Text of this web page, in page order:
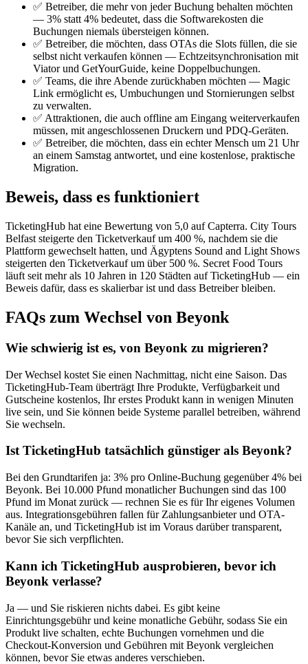
✅ Betreiber, die mehr von jeder Buchung behalten möchten
— 3% statt 4% bedeutet, dass die Softwarekosten die
Buchungen niemals übersteigen können.
✅ Betreiber, die möchten, dass OTAs die Slots füllen, die sie
selbst nicht verkaufen können — Echtzeitsynchronisation mit
Viator und GetYourGuide, keine Doppelbuchungen.
✅ Teams, die ihre Abende zurückhaben möchten — Magic
Link ermöglicht es, Umbuchungen und Stornierungen selbst
zu verwalten.
✅ Attraktionen, die auch offline am Eingang weiterverkaufen
müssen, mit angeschlossenen Druckern und PDQ-Geräten.
✅ Betreiber, die möchten, dass ein echter Mensch um 21 Uhr
an einem Samstag antwortet, und eine kostenlose, praktische
Migration.
Beweis, dass es funktioniert
TicketingHub hat eine Bewertung von 5,0 auf Capterra. City Tours
Belfast steigerte den Ticketverkauf um 400 %, nachdem sie die
Plattform gewechselt hatten, und Ägyptens Sound and Light Shows
steigerten den Ticketverkauf um über 500 %. Secret Food Tours
läuft seit mehr als 10 Jahren in 120 Städten auf TicketingHub — ein
Beweis dafür, dass es skalierbar ist und dass Betreiber bleiben.
FAQs zum Wechsel von Beyonk
Wie schwierig ist es, von Beyonk zu migrieren?
Der Wechsel kostet Sie einen Nachmittag, nicht eine Saison. Das
TicketingHub-Team überträgt Ihre Produkte, Verfügbarkeit und
Gutscheine kostenlos, Ihr erstes Produkt kann in wenigen Minuten
live sein, und Sie können beide Systeme parallel betreiben, während
Sie wechseln.
Ist TicketingHub tatsächlich günstiger als Beyonk?
Bei den Grundtarifen ja: 3% pro Online-Buchung gegenüber 4% bei
Beyonk. Bei 10.000 Pfund monatlicher Buchungen sind das 100
Pfund im Monat zurück — rechnen Sie es für Ihr eigenes Volumen
aus. Integrationsgebühren fallen für Zahlungsanbieter und OTA-
Kanäle an, und TicketingHub ist im Voraus darüber transparent,
bevor Sie sich verpflichten.
Kann ich TicketingHub ausprobieren, bevor ich
Beyonk verlasse?
Ja — und Sie riskieren nichts dabei. Es gibt keine
Einrichtungsgebühr und keine monatliche Gebühr, sodass Sie ein
Produkt live schalten, echte Buchungen vornehmen und die
Checkout-Konversion und Gebühren mit Beyonk vergleichen
können, bevor Sie etwas anderes verschieben.